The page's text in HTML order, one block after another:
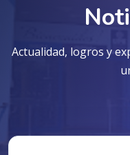
Actualidad, logros y